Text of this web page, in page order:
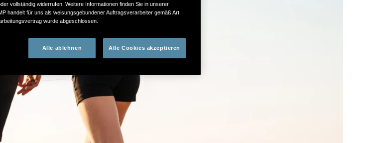
vollständig widerrufen. Weitere Informationen finden Sie in unserer
handelt für uns als weisungsgebundener Auftragsverarbeiter gemäß Art.
wurde abgeschlossen.
Alle ablehnen Alle Cookies akzeptieren